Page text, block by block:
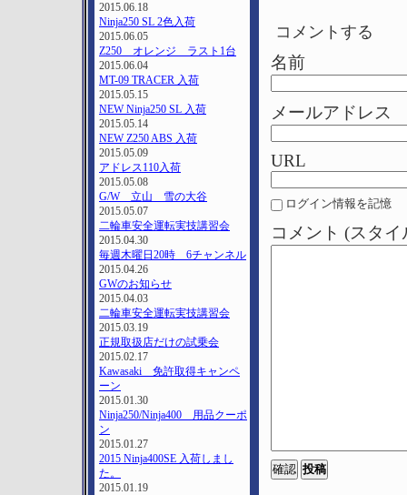
2015.06.18
Ninja250 SL 2色入荷
2015.06.05
Z250 オレンジ ラスト1台
2015.06.04
MT-09 TRACER 入荷
2015.05.15
NEW Ninja250 SL 入荷
2015.05.14
NEW Z250 ABS 入荷
2015.05.09
アドレス110入荷
2015.05.08
G/W 立山 雪の大谷
2015.05.07
二輪車安全運転実技講習会
2015.04.30
毎週木曜日20時 6チャンネル
2015.04.26
GWのお知らせ
2015.04.03
二輪車安全運転実技講習会
2015.03.19
正規取扱店だけの試乗会
2015.02.17
Kawasaki 免許取得キャンペ
ーン
2015.01.30
Ninja250/Ninja400 用品クーポ
ン
2015.01.27
2015 Ninja400SE 入荷しまし
た。
2015.01.19
コメントする
名前
メールアドレス
URL
ログイン情報を記憶
コメント (スタ